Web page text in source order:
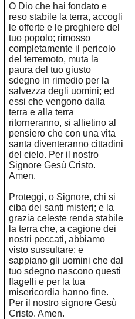
O Dio che hai fondato e
reso stabile la terra, accogli
le offerte e le preghiere del
tuo popolo; rimosso
completamente il pericolo
del terremoto, muta la
paura del tuo giusto
sdegno in rimedio per la
salvezza degli uomini; ed
essi che vengono dalla
terra e alla terra
ritorneranno, si allietino al
pensiero che con una vita
santa diventeranno cittadini
del cielo. Per il nostro
Signore Gesù Cristo.
Amen.
Proteggi, o Signore, chi si
ciba dei santi misteri; e la
grazia celeste renda stabile
la terra che, a cagione dei
nostri peccati, abbiamo
visto sussultare; e
sappiano gli uomini che dal
tuo sdegno nascono questi
flagelli e per la tua
misericordia hanno fine.
Per il nostro signore Gesù
Cristo. Amen.